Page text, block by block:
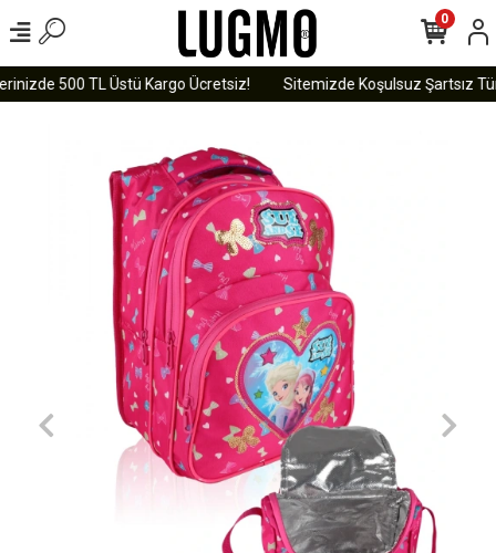
500 TL Üstü Kargo Ücretsiz! Sitemizde Koşulsuz Şartsız
0